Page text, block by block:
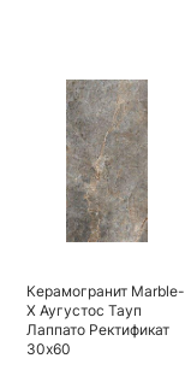
Керамогранит Marble-
X Аугустос Тауп
Лаппато Ректификат
30х60